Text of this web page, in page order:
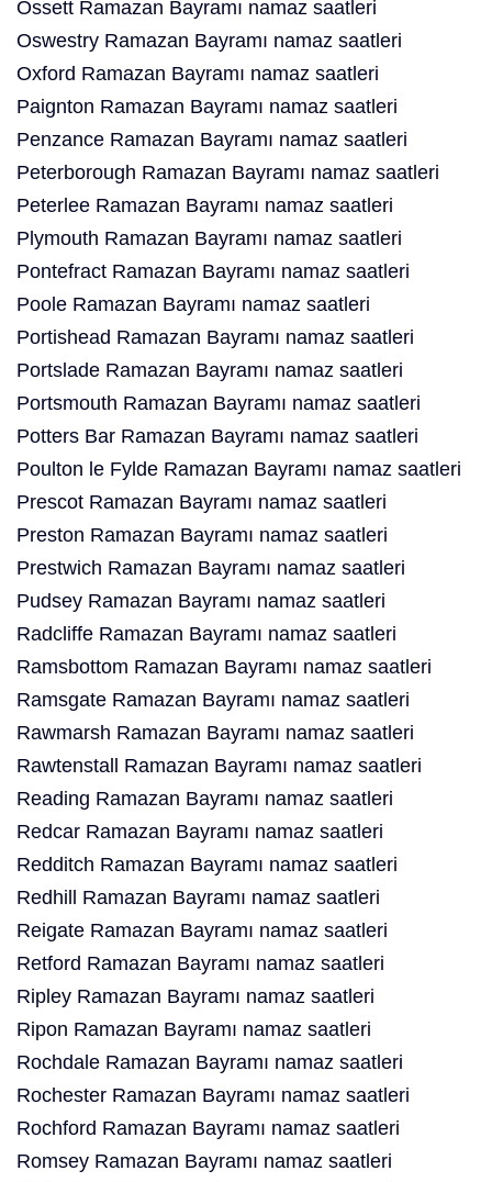
Ossett Ramazan Bayramı namaz saatleri
Oswestry Ramazan Bayramı namaz saatleri
Oxford Ramazan Bayramı namaz saatleri
Paignton Ramazan Bayramı namaz saatleri
Penzance Ramazan Bayramı namaz saatleri
Peterborough Ramazan Bayramı namaz saatleri
Peterlee Ramazan Bayramı namaz saatleri
Plymouth Ramazan Bayramı namaz saatleri
Pontefract Ramazan Bayramı namaz saatleri
Poole Ramazan Bayramı namaz saatleri
Portishead Ramazan Bayramı namaz saatleri
Portslade Ramazan Bayramı namaz saatleri
Portsmouth Ramazan Bayramı namaz saatleri
Potters Bar Ramazan Bayramı namaz saatleri
Poulton le Fylde Ramazan Bayramı namaz saatleri
Prescot Ramazan Bayramı namaz saatleri
Preston Ramazan Bayramı namaz saatleri
Prestwich Ramazan Bayramı namaz saatleri
Pudsey Ramazan Bayramı namaz saatleri
Radcliffe Ramazan Bayramı namaz saatleri
Ramsbottom Ramazan Bayramı namaz saatleri
Ramsgate Ramazan Bayramı namaz saatleri
Rawmarsh Ramazan Bayramı namaz saatleri
Rawtenstall Ramazan Bayramı namaz saatleri
Reading Ramazan Bayramı namaz saatleri
Redcar Ramazan Bayramı namaz saatleri
Redditch Ramazan Bayramı namaz saatleri
Redhill Ramazan Bayramı namaz saatleri
Reigate Ramazan Bayramı namaz saatleri
Retford Ramazan Bayramı namaz saatleri
Ripley Ramazan Bayramı namaz saatleri
Ripon Ramazan Bayramı namaz saatleri
Rochdale Ramazan Bayramı namaz saatleri
Rochester Ramazan Bayramı namaz saatleri
Rochford Ramazan Bayramı namaz saatleri
Romsey Ramazan Bayramı namaz saatleri